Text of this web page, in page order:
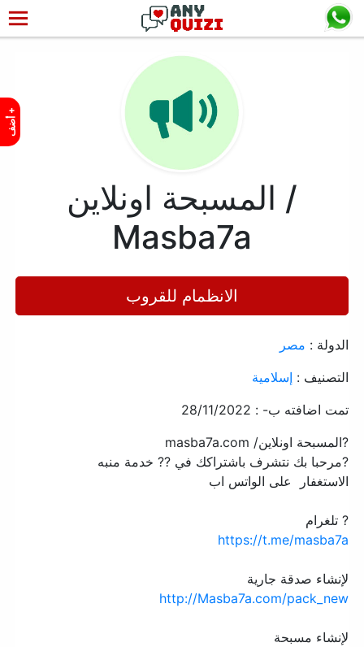
المسبحة اونلاين /
Masba7a
الانظمام للقروب
الدولة : مصر
التصنيف : إسلامية
تمت اضافته ب- : 28/11/2022
?المسبحة اونلاين/ masba7a.com
?مرحبا بك نتشرف باشتراكك في ?? خدمة منبه
الاستغفار على الواتس اب
? تلغرام
https://t.me/masba7a
لإنشاء صدقة جارية
http://Masba7a.com/pack_new
لإنشاء مسبحة
أ
ض
ف
+